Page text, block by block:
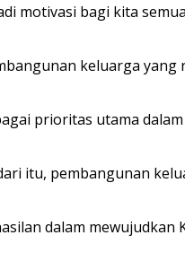
motivasi bagi kita
keluarga yang
prioritas utama
itu, pembangunan
dalam mewujudkan